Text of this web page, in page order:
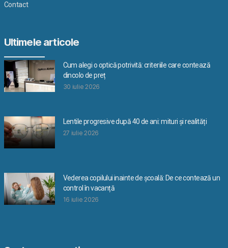
Contact
Ultimele articole
Cum alegi o optică potrivită: criteriile care contează
dincolo de preț
30 iulie 2026
Lentile progresive după 40 de ani: mituri și realități
27 iulie 2026
Vederea copilului inainte de școală: De ce contează un
control în vacanță
16 iulie 2026